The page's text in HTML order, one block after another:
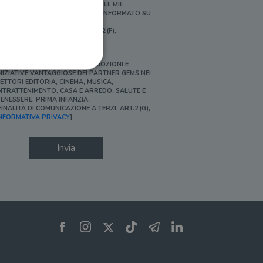
PERSONALIZZATE E IN LINEA CON LE MIE
ABITUDINI DI ACQUISTO, ESSERE INFORMATO SU
[FINALITÀ DI PROFILAZIONE, ART.2 (F),
SÌ, DESIDERO ACCEDERE A PROMOZIONI E
VANTAGGIOSE DEI PARTNER GEMS NEI
EDITORIA, CINEMA, MUSICA,
CASA E ARREDO, SALUTE E
PRIMA INFANZIA.
DI COMUNICAZIONE A TERZI, ART.2 (G),
PRIVACY]
Invia
dell'account. Il sito
per il dominio corrente.